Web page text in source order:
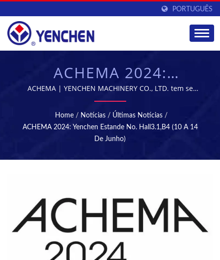
PORTUGUÊS
ACHEMA 2024:
YENCHEN ESTANDE NO.
HALL3.1,B4 (10 A 14 DE
JUNHO) | MÁQUINAS
FABRICAÇÃO
FARMACÊUTICA |
YENCHEN
ACHEMA | YENCHEN MACHINERY CO., LTD. tem se
especializado na fabricação de Máquinas
Farmacêuticas por 60 anos.
Home / Notícias / Últimas Notícias /
ACHEMA 2024: Yenchen Estande No. Hall3.1,B4 (10 A 14
De Junho)